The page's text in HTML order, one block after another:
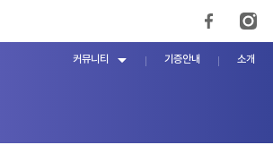
커뮤니티 기증안내 소개